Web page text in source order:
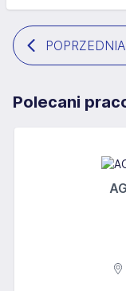
POPRZEDNIA
Polecani